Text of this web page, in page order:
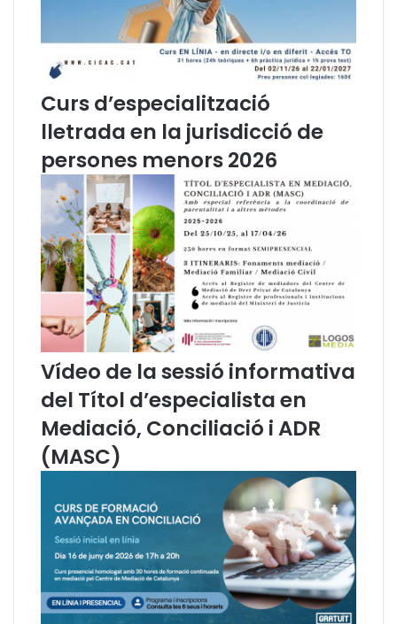
a
o
n
i
a
n
ç
a
e
n
e
l
D
r
e
e
s
d
m
e
d
e
j
u
n
y
Curs d’especialització
lletrada en la jurisdicció de
persones menors 2026
Vídeo de la sessió informativa
del Títol d’especialista en
Mediació, Conciliació i ADR
(MASC)